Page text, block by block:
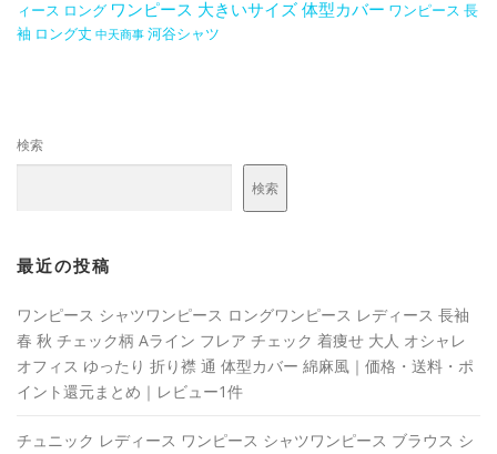
ィース ロング ワンピース 大きいサイズ 体型カバー ワンピース 長
袖 ロング丈 中天商事 河谷シャツ
検索
検索
最近の投稿
ワンピース シャツワンピース ロングワンピース レディース 長袖
春 秋 チェック柄 Aライン フレア チェック 着痩せ 大人 オシャレ
オフィス ゆったり 折り襟 通 体型カバー 綿麻風｜価格・送料・ポ
イント還元まとめ｜レビュー1件
チュニック レディース ワンピース シャツワンピース ブラウス シ